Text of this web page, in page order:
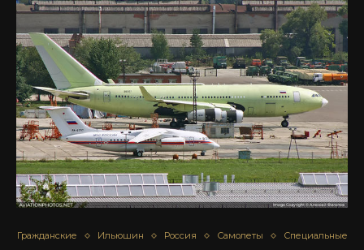
Гражданские Ильюшин Россия Самолеты Специальные